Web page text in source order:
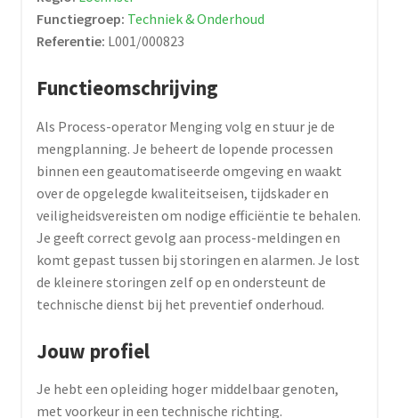
Functiegroep: Techniek & Onderhoud
Referentie: L001/000823
Functieomschrijving
Als Process-operator Menging volg en stuur je de
mengplanning. Je beheert de lopende processen
binnen een geautomatiseerde omgeving en waakt
over de opgelegde kwaliteitseisen, tijdskader en
veiligheidsvereisten om nodige efficiëntie te behalen.
Je geeft correct gevolg aan process-meldingen en
komt gepast tussen bij storingen en alarmen. Je lost
de kleinere storingen zelf op en ondersteunt de
technische dienst bij het preventief onderhoud.
Jouw profiel
Je hebt een opleiding hoger middelbaar genoten,
met voorkeur in een technische richting.